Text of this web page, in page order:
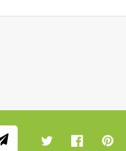
Twitter Facebook